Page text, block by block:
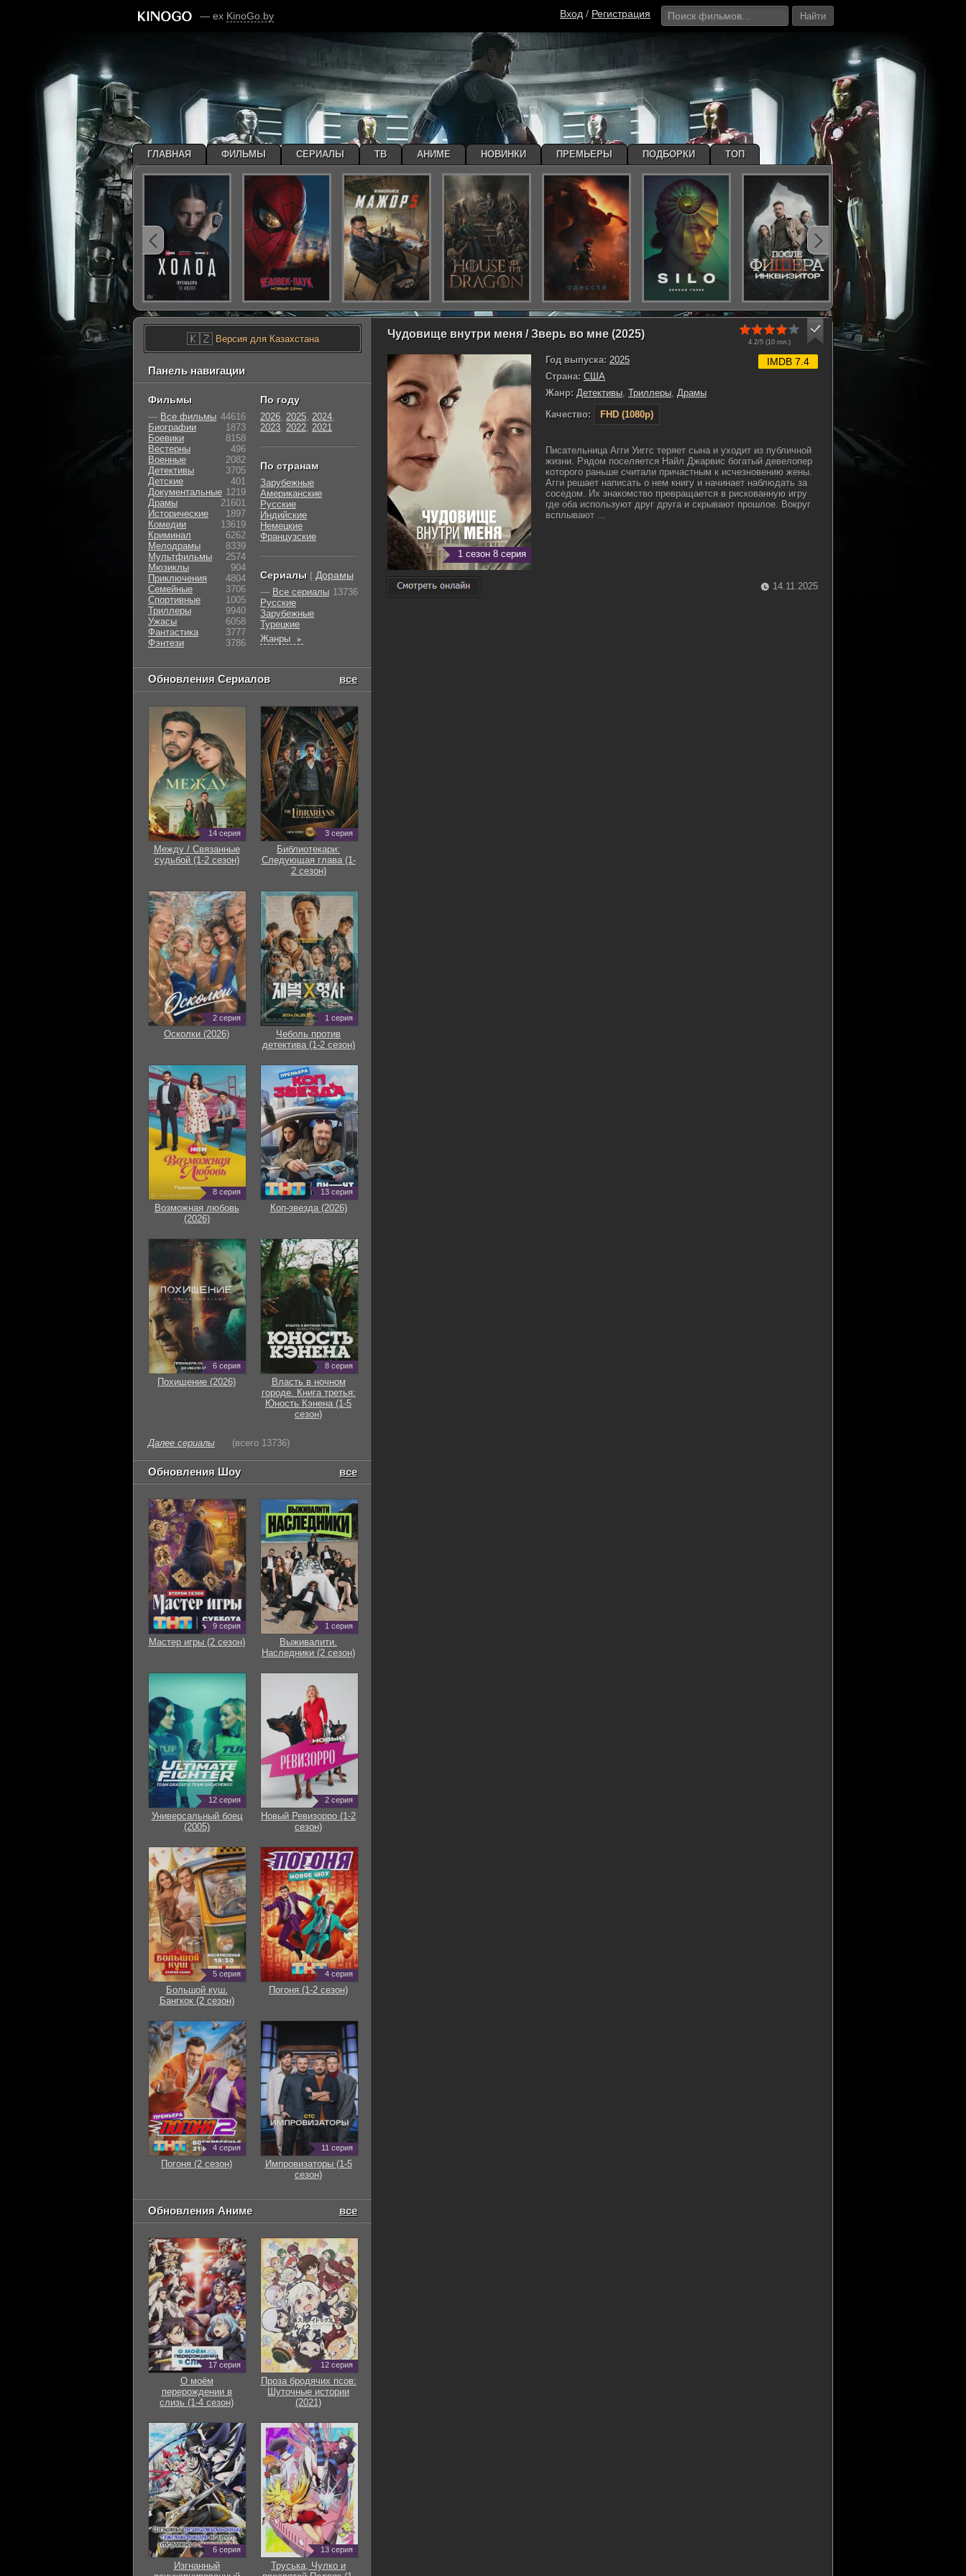
— ex KinoGo.by Вход / Регистрация Найти
Чудовище внутри меня / Зверь во мне (2025)
4.2/5 (10 гол.)
1 сезон 8 серия
Год выпуска: 2025
Страна: США
Жанр: Детективы, Триллеры, Драмы
Качество:
FHD (1080p)
IMDB 7.4
Писательница Агги Уиггс теряет сына и уходит из публичной
жизни. Рядом поселяется Найл Джарвис богатый девелопер
которого раньше считали причастным к исчезновению жены.
Агги решает написать о нем книгу и начинает наблюдать за
соседом. Их знакомство превращается в рискованную игру
где оба используют друг друга и скрывают прошлое. Вокруг
всплывают ...
14.11.2025
🇰🇿Версия для Казахстана
Панель навигации
Фильмы
— Все фильмы 44616
Биографии
1873
Боевики
8158
Вестерны
496
Военные
2082
Детективы
3705
Детские
401
Документальные 1219
Драмы
21601
Исторические
1897
Комедии
13619
Криминал
6262
Мелодрамы
8339
Мультфильмы
2574
Мюзиклы
904
Приключения
4804
Семейные
3706
Cпортивные
1005
Триллеры
9940
Ужасы
6058
Фантастика
3777
Фэнтези
3786
По году
2026, 2025, 2024,
2023, 2022, 2021
По странам
Зарубежные
Американские
Русские
Индийские
Немецкие
Французские
Сериалы | Дорамы
— Все сериалы 13736
Русские
Зарубежные
Турецкие
Жанры
►
Обновления Сериалов все
14 серия
Между / Связанные
судьбой (1-2 сезон)
3 серия
Библиотекари:
Следующая глава (1-
2 сезон)
2 серия
Осколки (2026)
1 серия
Чеболь против
детектива (1-2 сезон)
8 серия
Возможная любовь
(2026)
13 серия
Коп-звезда (2026)
6 серия
Похищение (2026)
8 серия
Власть в ночном
городе. Книга третья:
Юность Кэнена (1-5
сезон)
Далее сериалы (всего 13736)
Обновления Шоу все
9 серия
Мастер игры (2 сезон)
1 серия
Выживалити.
Наследники (2 сезон)
12 серия
Универсальный боец
(2005)
2 серия
Новый Ревизорро (1-2
сезон)
5 серия
Большой куш.
Бангкок (2 сезон)
4 серия
Погоня (1-2 сезон)
4 серия
Погоня (2 сезон)
11 серия
Импровизаторы (1-5
сезон)
Обновления Аниме все
17 серия
О моём
перерождении в
слизь (1-4 сезон)
12 серия
Проза бродячих псов:
Шуточные истории
(2021)
6 серия
Изгнанный
13 серия
Труська, Чулко и
ГЛАВНАЯ ФИЛЬМЫ СЕРИАЛЫ ТВ АНИМЕ НОВИНКИ ПРЕМЬЕРЫ ПОДБОРКИ ТОП